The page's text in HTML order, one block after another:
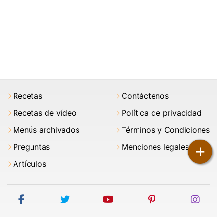
+
Recetas
Recetas de vídeo
Menús archivados
Preguntas
Artículos
Contáctenos
Política de privacidad
Términos y Condiciones
Menciones legales
facebook twitter youtube pinterest